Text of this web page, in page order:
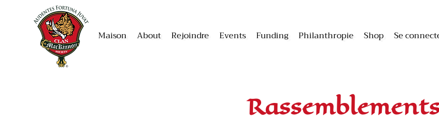
Maison About Rejoindre Events Funding Philanthropie Shop Se